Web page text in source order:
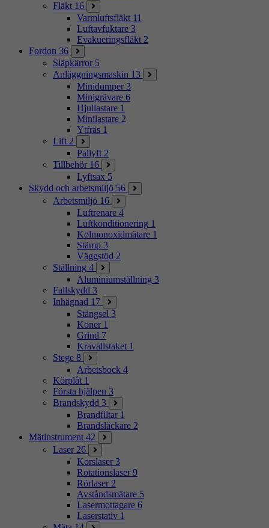
Fläkt 16
Varmluftsfläkt 11
Luftavfuktare 3
Evakueringsfläkt 2
Fordon 36
Släpkärror 5
Anläggningsmaskin 13
Minidumper 3
Minigrävare 6
Hjullastare 1
Minilastare 2
Ytfräs 1
Lift 2
Pallyft 2
Tillbehör 16
Lyftsax 5
Skydd och arbetsmiljö 56
Arbetsmiljö 16
Luftrenare 4
Luftkonditionering 1
Kolmonoxidmätare 1
Stämp 3
Väggstöd 2
Ställning 4
Aluminiumställning 3
Fallskydd 3
Inhägnad 17
Stängsel 3
Koner 1
Grind 7
Kravallstaket 1
Stege 8
Arbetsbock 4
Körplåt 1
Första hjälpen 3
Brandskydd 3
Brandfiltar 1
Brandsläckare 2
Mätinstrument 42
Laser 26
Korslaser 3
Rotationslaser 9
Rörlaser 2
Avståndsmätare 5
Lasermottagare 6
Laserstativ 1